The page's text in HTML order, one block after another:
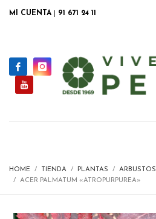
MI CUENTA 91 671 24 11
HOME TIENDA PLANTAS ARBUSTOS
ACER PALMATUM «ATROPURPUREA»